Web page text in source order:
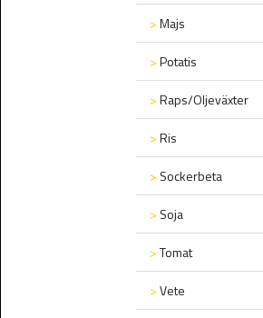
>Majs
>Potatis
>Raps/Oljeväxter
>Ris
> Sockerbeta
> Soja
>Tomat
>Vete